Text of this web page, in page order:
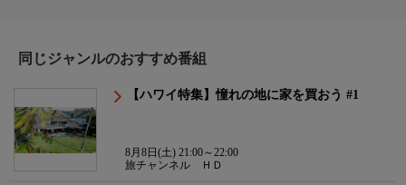
同じジャンルのおすすめ番組
【ハワイ特集】憧れの地に家を買おう #1
8月8日(土) 21:00～22:00
旅チャンネル ＨＤ